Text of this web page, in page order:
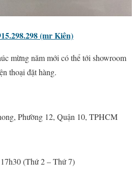
(mr Kiên)
mừng năm mới có thể tới showroom
thoại đặt hàng.
Phường 12, Quận 10, TPHCM
(Thứ 2 – Thứ 7)